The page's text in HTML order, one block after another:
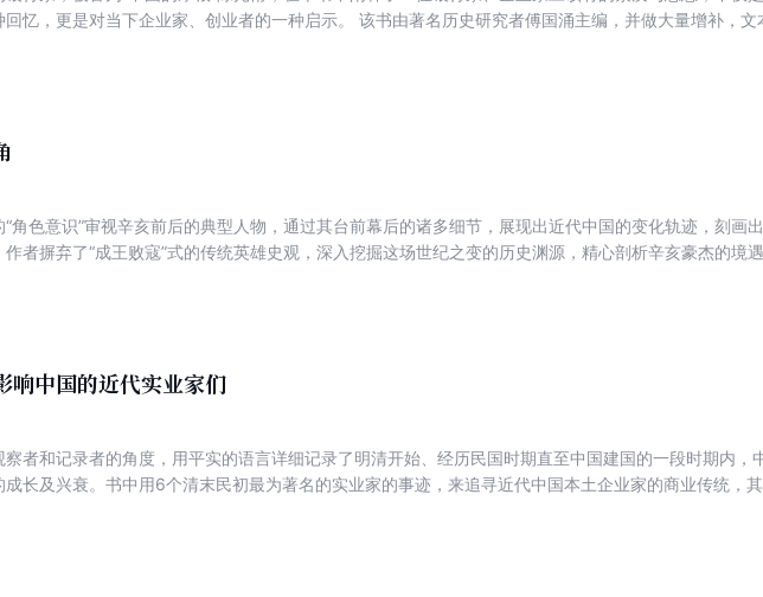
回忆，更是对当下企业家、创业者的一种启示。 该书由著名历史研究者傅国涌主编，并做大量增补，文
角色意识”审视辛亥前后的典型人物，通过其台前幕后的诸多细节，展现出近代中国的变化轨迹，刻画
作者摒弃了“成王败寇”式的传统英雄史观，深入挖掘这场世纪之变的历史渊源，精心剖析辛亥豪杰的境
响中国的近代实业家们
察者和记录者的角度，用平实的语言详细记录了明清开始、经历民国时期直至中国建国的一段时期内，
成长及兴衰。书中用6个清末民初最为著名的实业家的事迹，来追寻近代中国本土企业家的商业传统，